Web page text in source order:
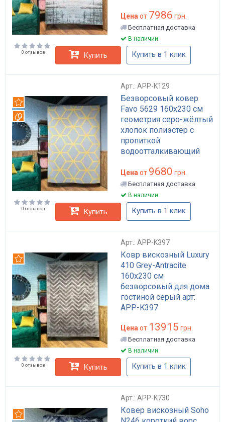
Цена от 7986 грн.
Бесплатная доставка
В наличии
0 отзывов Купить Купить в 1 клик
Арт.: APP-K129
Безворсовый ковер
Favo 5629 160x230 см
геометрия серо-жёлтый
хлопок полиэстер с
пропиткой
водоотталкивающий
K129
Рекомендуем
Вотерпруф
Цена от 9680 грн.
Бесплатная доставка
В наличии
0 отзывов Купить Купить в 1 клик
Арт.: APP-K397
Ковр вискозный Luxury
410 Grey-Antracite
160x230 см
безворсовый для дома
гостиной серый арт:
APP-K397
Рекомендуем
Цена от 13915 грн.
Бесплатная доставка
В наличии
0 отзывов Купить Купить в 1 клик
Арт.: APP-K730
Ковер вискозный Soho
Рекомендуем